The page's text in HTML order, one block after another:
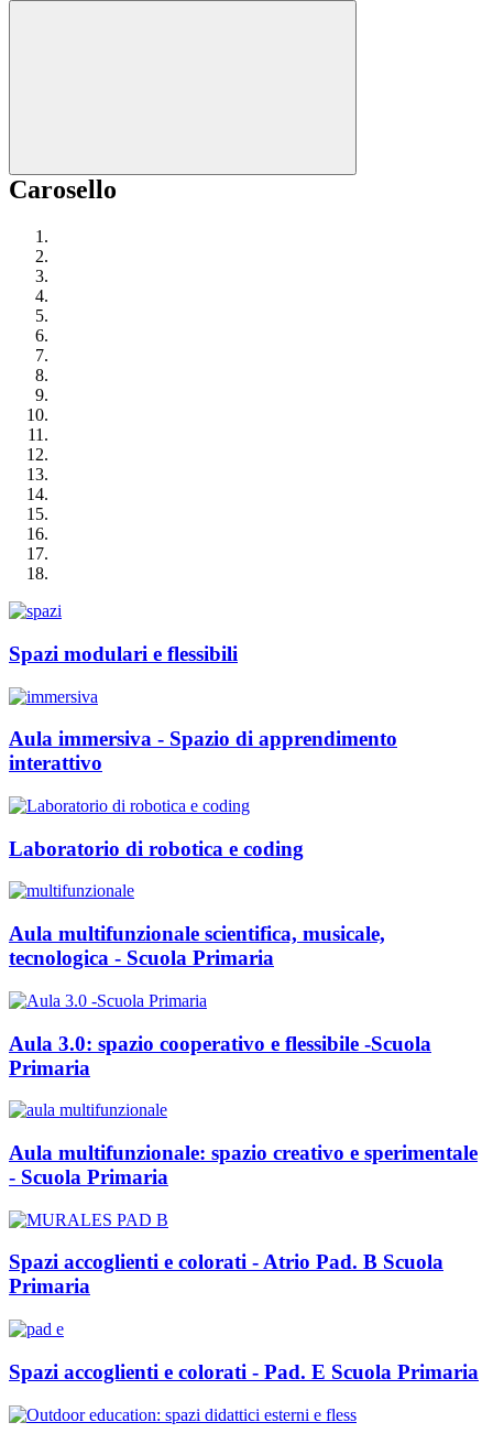
Carosello
Spazi modulari e flessibili
Aula immersiva - Spazio di apprendimento
interattivo
Laboratorio di robotica e coding
Aula multifunzionale scientifica, musicale,
tecnologica - Scuola Primaria
Aula 3.0: spazio cooperativo e flessibile -Scuola
Primaria
Aula multifunzionale: spazio creativo e sperimentale
- Scuola Primaria
Spazi accoglienti e colorati - Atrio Pad. B Scuola
Primaria
Spazi accoglienti e colorati - Pad. E Scuola Primaria